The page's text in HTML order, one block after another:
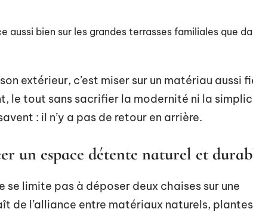
aussi bien sur les grandes terrasses familiales que
extérieur, c’est miser sur un matériau aussi
le tout sans sacrifier la modernité ni la
: il n’y a pas de retour en arrière.
un espace détente naturel et
se limite pas à déposer deux chaises sur une
de l’alliance entre matériaux naturels,